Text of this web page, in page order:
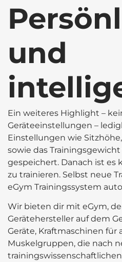
und
Ein weiteres Highlight –
Geräteeinstellungen –
Einstellungen wie
sowie das
gespeichert. Danach ist es
zu trainieren. Selbst neue
eGym Trainingssystem
Wir bieten dir mit eGym,
Gerätehersteller auf dem
Geräte, Kraftmaschinen für
Muskelgruppen, die nach